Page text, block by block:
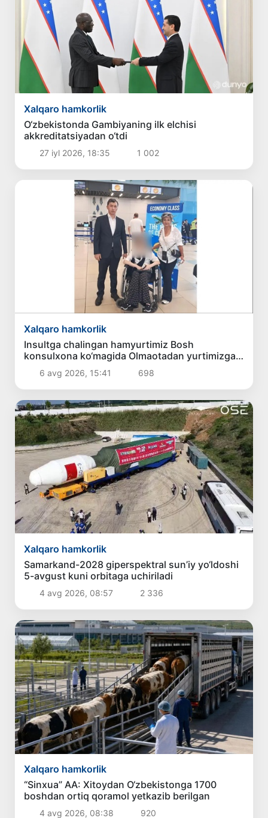
Xalqaro hamkorlik
O‘zbekistonda Gambiyaning ilk elchisi
akkreditatsiyadan o‘tdi
27 iyl 2026, 18:35 1 002
Xalqaro hamkorlik
Insultga chalingan hamyurtimiz Bosh
konsulxona ko‘magida Olmaotadan yurtimizga
qaytarildi
6 avg 2026, 15:41 698
Xalqaro hamkorlik
Samarkand-2028 giperspektral sun’iy yo‘ldoshi
5-avgust kuni orbitaga uchiriladi
4 avg 2026, 08:57 2 336
Xalqaro hamkorlik
“Sinxua” AA: Xitoydan O‘zbekistonga 1700
boshdan ortiq qoramol yetkazib berilgan
4 avg 2026, 08:38 920